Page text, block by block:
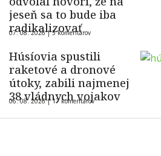
jeseň sa to bude iba
radikalizovať
07. 08. 2026 |5 komentárov
Húsíovia spustili
raketové a dronové
útoky, zabili najmenej
38 vládnych vojakov
06. 08. 2026 |17 komentárov